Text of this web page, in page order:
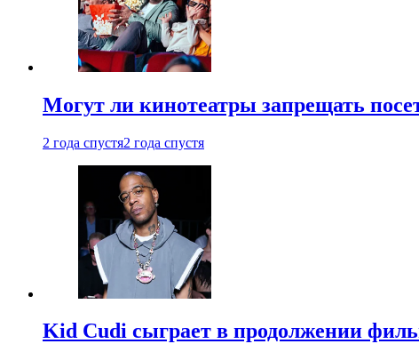
Могут ли кинотеатры запрещать
2 года спустя2 года спустя
Kid Cudi сыграет в продолжении